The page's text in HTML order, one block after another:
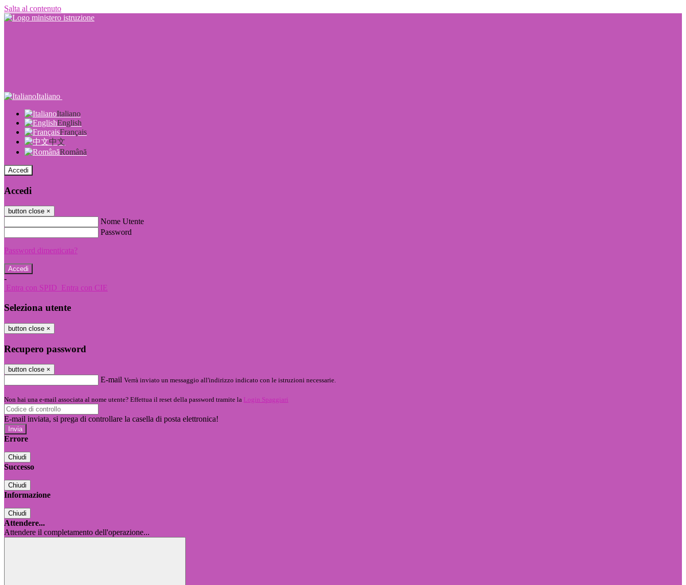
Salta al contenuto
Italiano
Italiano
English
Français
中文
Română
Accedi
Accedi
button close ×
Nome Utente
Password
Password dimenticata?
-
Entra con SPID Entra con CIE
Seleziona utente
button close ×
Recupero password
button close ×
E-mail Verrà inviato un messaggio all'indirizzo indicato con le istruzioni necessarie.
Non hai una e-mail associata al nome utente? Effettua il reset della password tramite la Login Spaggiari
E-mail inviata, si prega di controllare la casella di posta elettronica!
Errore
Chiudi
Successo
Chiudi
Informazione
Chiudi
Attendere...
Attendere il completamento dell'operazione...